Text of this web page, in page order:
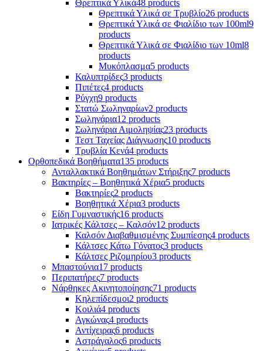
Θρεπτικά Υλικά48 products
Θρεπτικά Υλικά σε Τρυβλίο26 products
Θρεπτικά Υλικά σε Φιαλίδιο των 100ml9
products
Θρεπτικά Υλικά σε Φιαλίδιο των 10ml8
products
Μυκόπλασμα5 products
Καλυπτρίδες3 products
Πιπέτες4 products
Ρύγχη9 products
Στατώ Σωληναρίων2 products
Σωληνάρια12 products
Σωληνάρια Αιμοληψίας23 products
Τεστ Ταχείας Διάγνωσης10 products
Τρυβλία Κενά4 products
Ορθοπεδικά Βοηθήματα135 products
Ανταλλακτικά Βοηθημάτων Στήριξης7 products
Βακτηρίες – Βοηθητικά Χέρια5 products
Βακτηρίες2 products
Βοηθητικά Χέρια3 products
Είδη Γυμναστικής16 products
Ιατρικές Κάλτσες – Καλσόν12 products
Καλσόν Διαβαθμισμένης Συμπίεσης4 products
Κάλτσες Κάτω Γόνατος3 products
Κάλτσες Ριζομηρίου3 products
Μπαστούνια17 products
Περιπατήρες7 products
Νάρθηκες Ακινητοποίησης71 products
Κηλεπίδεσμοι2 products
Κοιλιά4 products
Αγκώνας4 products
Αντίχειρας6 products
Αστράγαλος6 products